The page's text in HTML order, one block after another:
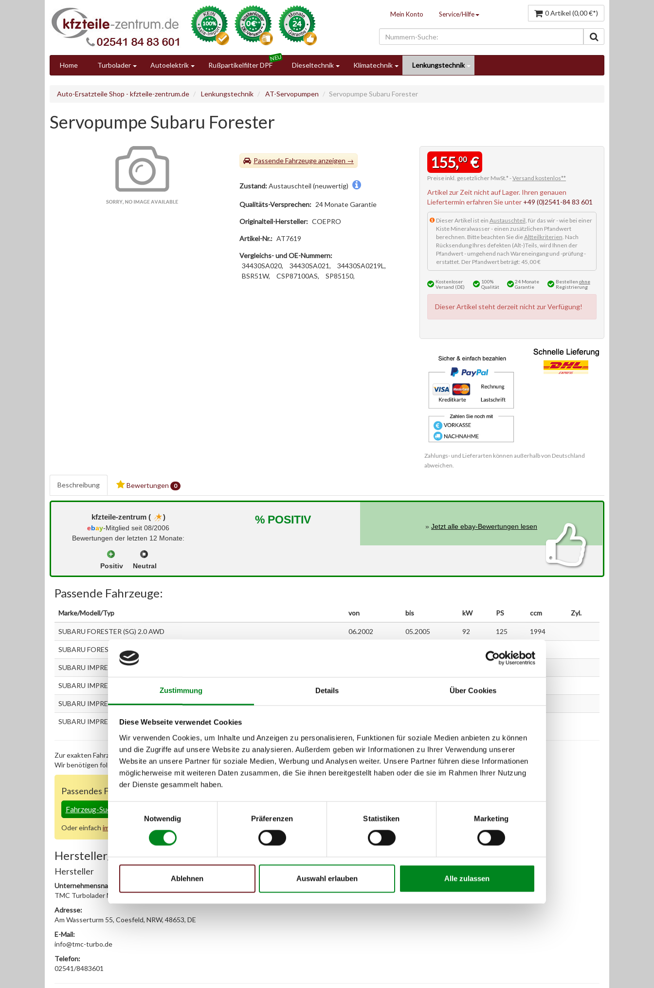
Zustimmung Details Über Cookies
Diese Webseite verwendet Cookies
Wir verwenden Cookies, um Inhalte und Anzeigen zu personalisieren, Funktionen für soziale Medien anbieten zu können
und die Zugriffe auf unsere Website zu analysieren. Außerdem geben wir Informationen zu Ihrer Verwendung unserer
Website an unsere Partner für soziale Medien, Werbung und Analysen weiter. Unsere Partner führen diese Informationen
möglicherweise mit weiteren Daten zusammen, die Sie ihnen bereitgestellt haben oder die sie im Rahmen Ihrer Nutzung
der Dienste gesammelt haben.
Einwilligungsauswahl
Notwendig
Präferenzen Statistiken Marketing
Ablehnen Auswahl erlauben Alle zulassen
Mein Konto Service/Hilfe 0 Artikel (0,00 €*)
Home Turbolader Autoelektrik Rußpartikelfilter DPF Dieseltechnik Klimatechnik Lenkungstechnik
Auto-Ersatzteile Shop - kfzteile-zentrum.de Lenkungstechnik AT-Servopumpen Servopumpe Subaru Forester
Servopumpe Subaru Forester
Passende Fahrzeuge
Zustand:Austauschteil (neuwertig)
Qualitäts-Versprechen: 24 Monate Garantie
Originalteil-Hersteller: COEPRO
Artikel-Nr.: AT7619
Vergleichs- und OE-Nummern:
34430SA020,
34430SA021,
34430SA0219L,
BSR51W,
CSP87100AS, SP85150,
155,00€
Preise inkl. gesetzlicher MwSt.* -Versand kostenlos**
Artikel zur Zeit nicht auf Lager. Ihren genauen
Liefertermin erfahren Sie unter +49 (0)2541-84 83 601
Dieser Artikel ist ein Austauschteil, für das wir - wie bei einer
Kiste Mineralwasser - einen zusätzlichen Pfandwert
berechnen. Bitte beachten Sie dieAltteilkriterien. Nach
Rücksendung Ihres defekten (Alt-)Teils, wird Ihnen der
Pfandwert - umgehend nach Wareneingang und -prüfung -
erstattet. Der Pfandwert beträgt: 45,00 €
Kostenloser
Versand (DE)
100%
Qualität
24 Monate
Garantie
Bestellen ohne
Registrierung
Dieser Artikel steht derzeit nicht zur Verfügung!
Zahlungs- und Lieferarten können außerhalb von Deutschland
abweichen.
Beschreibung Bewertungen 0
kfzteile-zentrum ( )
ebay-Mitglied seit 08/2006
Bewertungen der letzten 12 Monate:
Positiv Neutral
% POSITIV
»Jetzt alle ebay-Bewertungen lesen
Passende Fahrzeuge:
Marke/Modell/Typ von bis kW PS ccm Zyl.
SUBARU FORESTER (SG) 2.0 AWD 06.2002 05.2005 92 125 1994
SUBARU FORESTER (SG) 2.0 X AWD 158 1994
SUBARU IMPREZA Stufenheck (GD) 2.0 i AWD 125 1994
SUBARU IMPREZA Stufenheck (GD) 2.0 i R AWD
SUBARU IMPREZA Station Wagon (GG) 2.0 AWD 12.2000 92 125 1994
SUBARU IMPREZA Station Wagon (GG) 2.0 i R AWD
Zur exakten Fahrzeug-Identifizierung können Sie auch unseren Support kontaktieren ( Chat , Telefon oder E-Mail).
Wir benötigen folgende Fahrzeugdaten:Schlüsselnummerzu 2 (2.1) und zu 3 (2.2) oderFahrgestellnummer.
Passendes Fahrzeug nicht dabei?
Fahrzeug-Suche für AT-Servopumpen
Oder einfach im Chat
Hersteller/EU Verantwortliche Person
Hersteller
Unternehmensname:
TMC Turbolader Manufaktur Coesfeld
Adresse:
Am Wasserturm 55, Coesfeld, NRW, 48653, DE
E-Mail:
info@tmc-turbo.de
Telefon:
02541/8483601